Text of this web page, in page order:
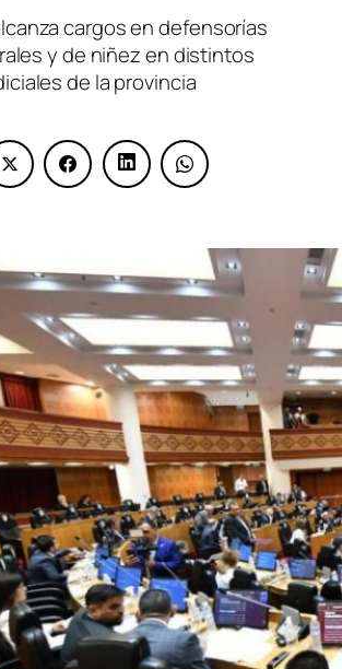
cargos en defensorías
y de niñez en distintos
de la provincia